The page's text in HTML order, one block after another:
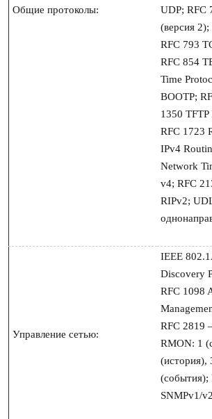
Общие протоколы:
UDP; RFC
(версия
RFC 793
RFC 854
Time
BOOTP;
1350 TFTP
RFC 1723
IPv4
Network
v4; RFC
RIPv2;
Управление сетью:
IEEE
Discovery
RFC 1098
RFC 2819
RMON: 1
(история),
(события);
SNMPv1/